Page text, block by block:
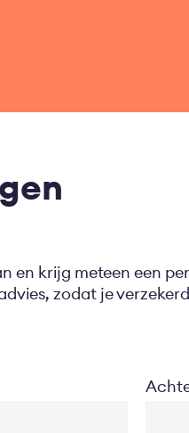
en krijg meteen een
zodat je